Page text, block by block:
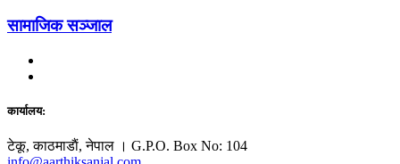
सामाजिक सञ्जाल
कार्यालय:
टेकू, काठमाडाैं, नेपाल । G.P.O. Box No: 104